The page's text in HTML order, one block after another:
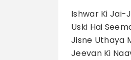
Ishwar Ki Jai-
Uski Hai
Jisne Uthaya
Jeevan Ki